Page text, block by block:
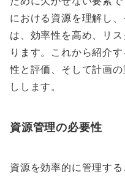
における資源を理解し
は、効率性を高め、リ
ります。これから紹介
性と評価、そして計画
しします。
資源管理の必要性
資源を効率的に管理す